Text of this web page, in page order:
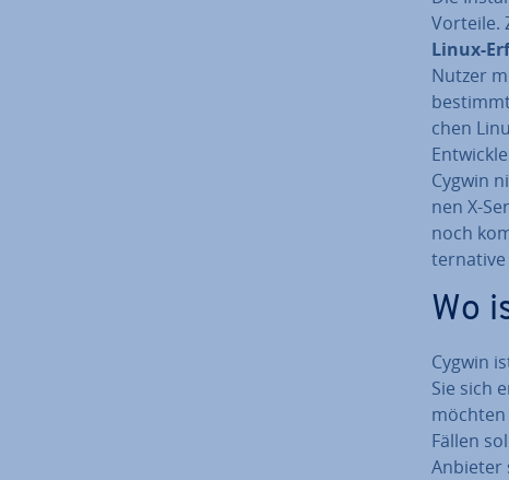
Vorteile.
Linux-
Nutzer
chen
Cygwin
nen X-
noch
ter­na­ti­ve
Wo
Cygwin
Sie sich
Fällen
Anbieter